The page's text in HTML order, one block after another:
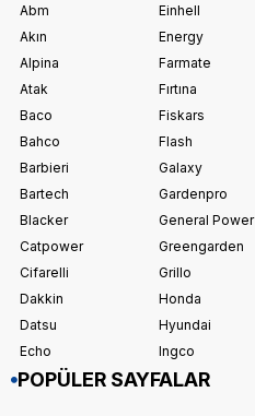
Abm
Akın
Alpina
Atak
Baco
Bahco
Barbieri
Bartech
Blacker
Catpower
Cifarelli
Dakkin
Datsu
Echo
Einhell
Energy
Farmate
Fırtına
Fiskars
Flash
Galaxy
Gardenpro
General Power
Greengarden
Grillo
Honda
Hyundai
Ingco
POPÜLER SAYFALAR